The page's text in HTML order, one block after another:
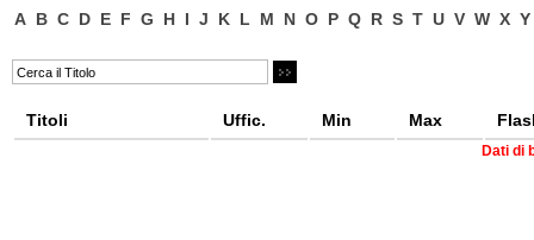
A B C D E F G H I J K L M N O P Q R S T U V W X Y
Titoli Uffic. Min Max
Dati di